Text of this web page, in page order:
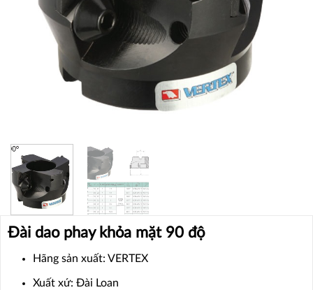
Đài dao phay khỏa mặt 90 độ
Hãng sản xuất: VERTEX
Xuất xứ: Đài Loan